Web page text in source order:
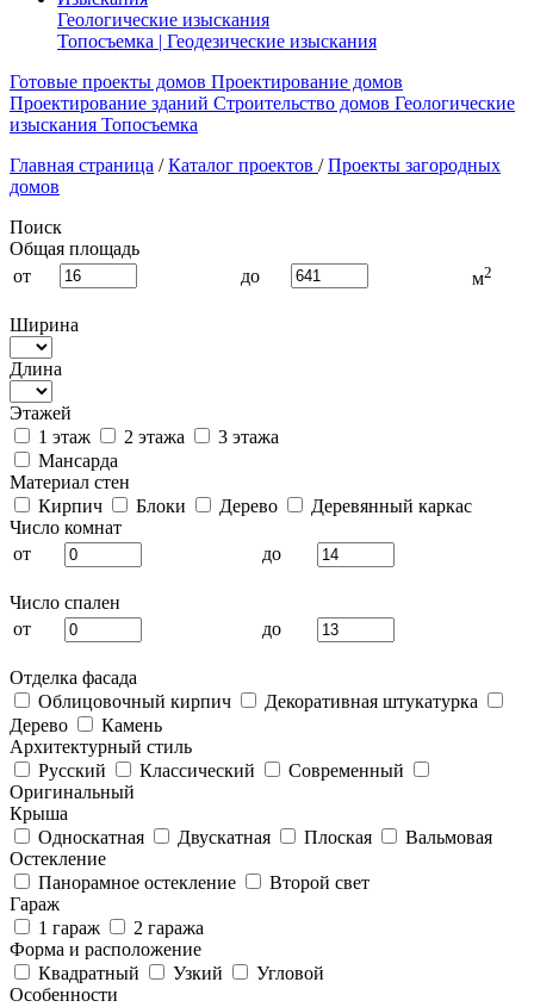
Геологические изыскания
Топосъемка | Геодезические изыскания
Готовые проекты домов Проектирование домов
Проектирование зданий Строительство домов Геологические
изыскания Топосъемка
Главная страница / Каталог проектов / Проекты загородных
домов
Поиск
Общая площадь
от
до м2
Ширина
Длина
Этажей
1 этаж
2 этажа
3 этажа
Мансарда
Материал стен
Кирпич
Блоки Дерево
Деревянный каркас
Число комнат
от
до
Число спален
от
до
Отделка фасада
Облицовочный кирпич
Декоративная штукатурка
Дерево
Камень
Архитектурный стиль
Русский
Классический
Современный
Оригинальный
Крыша
Односкатная
Двускатная Плоская
Вальмовая
Остекление
Панорамное остекление
Второй свет
Гараж
1 гараж
2 гаража
Форма и расположение
Квадратный
Узкий
Угловой
Особенности